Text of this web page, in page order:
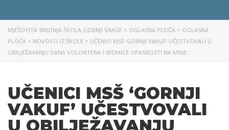
MJEŠOVITA SREDNJA ŠKOLA GORNJI VAKUF > OGLASNA PLOČA > OGLASNA
PLOČA > NOVOSTI IZ ŠKOLE > UČENICI MSŠ ‘GORNJI VAKUF’ UČESTVOVALI U
OBILJEŽAVANJU DANA VOLONTERA I SEDMICE OPASNOSTI NA MINE
UČENICI MSŠ ‘GORNJI
VAKUF’ UČESTVOVALI
U OBILJEŽAVANJU